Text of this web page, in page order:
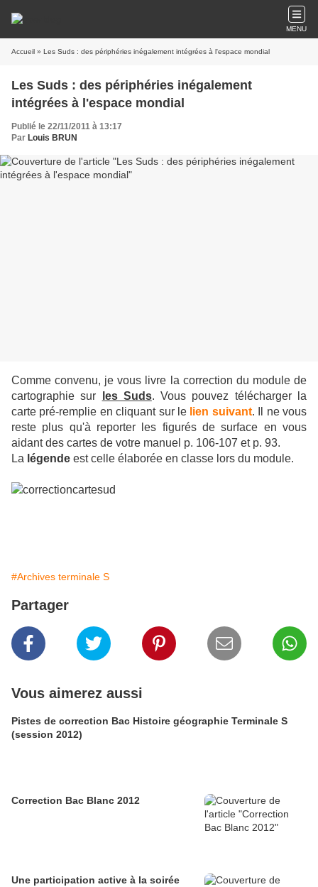
MENU
Accueil » Les Suds : des périphéries inégalement intégrées à l'espace mondial
Les Suds : des périphéries inégalement
intégrées à l'espace mondial
Publié le 22/11/2011 à 13:17
Par Louis BRUN
Comme convenu, je vous livre la correction du module de
cartographie sur
les Suds. Vous pouvez télécharger la
carte pré-remplie en cliquant sur le lien suivant. Il ne vous
reste plus qu'à reporter les figurés de surface en vous
aidant des cartes de votre manuel p. 106-107 et p. 93.
La légende est celle élaborée en classe lors du module.
#Archives terminale S
Partager
Vous aimerez aussi
Pistes de correction Bac Histoire géographie Terminale S
(session 2012)
Correction Bac Blanc 2012
Une participation active à la soirée